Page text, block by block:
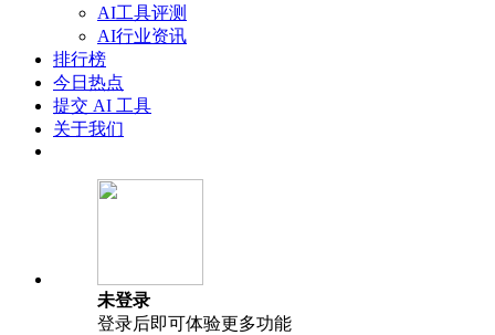
AI工具评测
AI行业资讯
排行榜
今日热点
提交 AI 工具
关于我们
未登录
登录后即可体验更多功能